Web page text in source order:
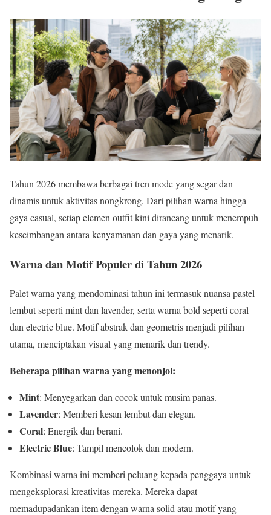
Tahun 2026 membawa berbagai tren mode yang segar dan
dinamis untuk aktivitas nongkrong. Dari pilihan warna hingga
gaya casual, setiap elemen outfit kini dirancang untuk menempuh
keseimbangan antara kenyamanan dan gaya yang menarik.
Warna dan Motif Populer di Tahun 2026
Palet warna yang mendominasi tahun ini termasuk nuansa pastel
lembut seperti mint dan lavender, serta warna bold seperti coral
dan electric blue. Motif abstrak dan geometris menjadi pilihan
utama, menciptakan visual yang menarik dan trendy.
Beberapa pilihan warna yang menonjol:
Mint: Menyegarkan dan cocok untuk musim panas.
Lavender: Memberi kesan lembut dan elegan.
Coral: Energik dan berani.
Electric Blue: Tampil mencolok dan modern.
Kombinasi warna ini memberi peluang kepada penggaya untuk
mengeksplorasi kreativitas mereka. Mereka dapat
memadupadankan item dengan warna solid atau motif yang